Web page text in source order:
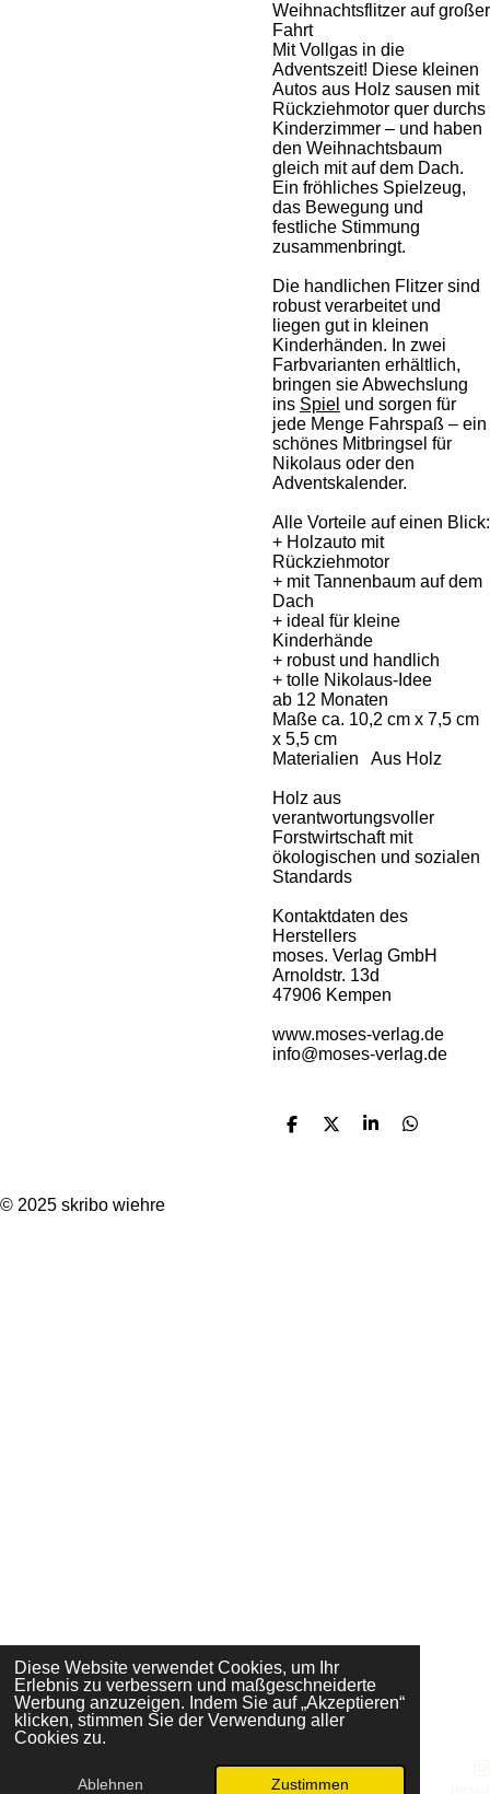
Diese Website verwendet Cookies, um Ihr
Erlebnis zu verbessern und maßgeschneiderte
Werbung anzuzeigen. Indem Sie auf „Akzeptieren“
klicken, stimmen Sie der Verwendung aller
Cookies zu.
Ablehnen Zustimmen
Weihnachtsflitzer auf großer
Fahrt
Mit Vollgas in die
Adventszeit! Diese kleinen
Autos aus Holz sausen mit
Rückziehmotor quer durchs
Kinderzimmer – und haben
den Weihnachtsbaum
gleich mit auf dem Dach.
Ein fröhliches Spielzeug,
das Bewegung und
festliche Stimmung
zusammenbringt.
Die handlichen Flitzer sind
robust verarbeitet und
liegen gut in kleinen
Kinderhänden. In zwei
Farbvarianten erhältlich,
bringen sie Abwechslung
ins Spiel und sorgen für
jede Menge Fahrspaß – ein
schönes Mitbringsel für
Nikolaus oder den
Adventskalender.
Alle Vorteile auf einen Blick:
+ Holzauto mit
Rückziehmotor
+ mit Tannenbaum auf dem
Dach
+ ideal für kleine
Kinderhände
+ robust und handlich
+ tolle Nikolaus-Idee
ab 12 Monaten
Maße ca. 10,2 cm x 7,5 cm
x 5,5 cm
Materialien Aus Holz
Holz aus
verantwortungsvoller
Forstwirtschaft mit
ökologischen und sozialen
Standards
Kontaktdaten des
Herstellers
moses. Verlag GmbH
Arnoldstr. 13d
47906 Kempen
www.moses-verlag.de
info@moses-verlag.de
T
T
T
T
© 2025 skribo wiehre
E-Mail Karte